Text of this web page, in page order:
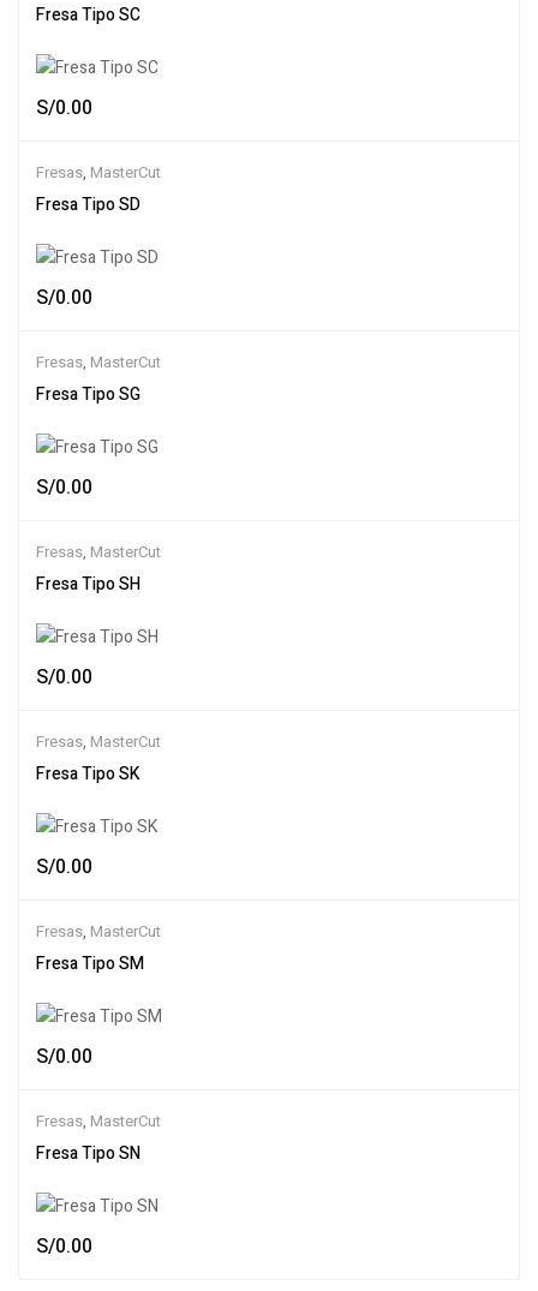
Fresa Tipo SC
S/0.00
Fresas, MasterCut
Fresa Tipo SD
S/0.00
Fresas, MasterCut
Fresa Tipo SG
S/0.00
Fresas, MasterCut
Fresa Tipo SH
S/0.00
Fresas, MasterCut
Fresa Tipo SK
S/0.00
Fresas, MasterCut
Fresa Tipo SM
S/0.00
Fresas, MasterCut
Fresa Tipo SN
S/0.00